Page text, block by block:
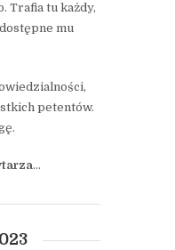
Trafia tu każdy,
mu
petentów.
…